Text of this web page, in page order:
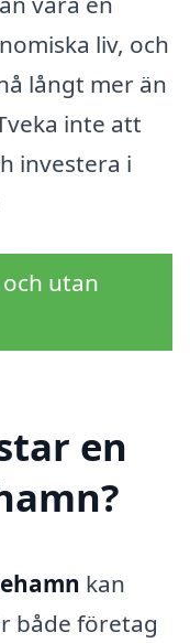
liv, och
långt mer än
inte att
investera i
utan
en
kan
både företag